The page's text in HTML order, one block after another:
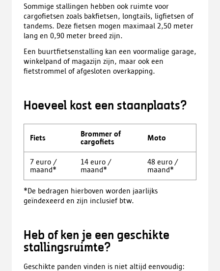
Sommige stallingen hebben ook ruimte voor
cargofietsen zoals bakfietsen, longtails, ligfietsen of
tandems. Deze fietsen mogen maximaal 2,50 meter
lang en 0,90 meter breed zijn.
Een buurtfietsenstalling kan een voormalige garage,
winkelpand of magazijn zijn, maar ook een
fietstrommel of afgesloten overkapping.
Hoeveel kost een staanplaats?
Fiets
Brommer of
cargofiets
Moto
7 euro /
maand*
14 euro /
maand*
48 euro /
maand*
*De bedragen hierboven worden jaarlijks
geïndexeerd en zijn inclusief btw.
Heb of ken je een geschikte
stallingsruimte?
Geschikte panden vinden is niet altijd eenvoudig: